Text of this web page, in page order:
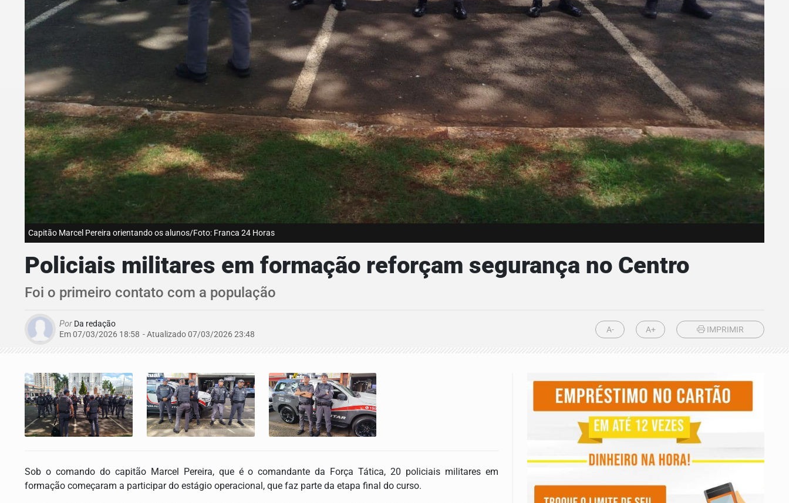
Capitão Marcel Pereira orientando os alunos/Foto: Franca 24 Horas
Policiais militares em formação reforçam segurança no Centro
Foi o primeiro contato com a população
Por Da redação
Em 07/03/2026 18:58 - Atualizado07/03/2026 23:48 A- A+ IMPRIMIR
Sob o comando do capitão Marcel Pereira, que é o comandante da Força Tática, 20 policiais militares em
formação começaram a participar do estágio operacional, que faz parte da etapa final do curso.